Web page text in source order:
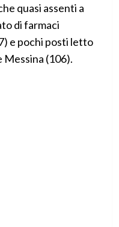
quasi assenti a
di farmaci
e pochi posti letto
Messina (106).